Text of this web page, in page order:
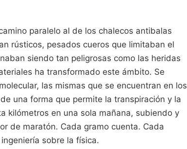
paralelo al de los chalecos antibalas
rústicos, pesados cueros que limitaban el
siendo tan peligrosas como las heridas
ha transformado este ámbito. Se
las mismas que se encuentran en los
una forma que permite la transpiración y la
kilómetros en una sola mañana, subiendo y
de maratón. Cada gramo cuenta. Cada
sobre la física.